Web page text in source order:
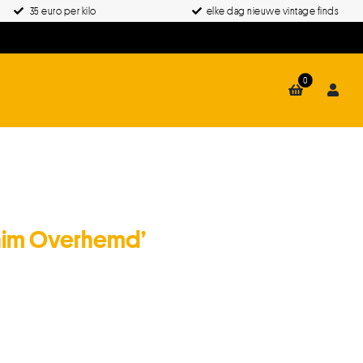
35 euro per kilo elke dag nieuwe vintage finds
0
Overhemd’